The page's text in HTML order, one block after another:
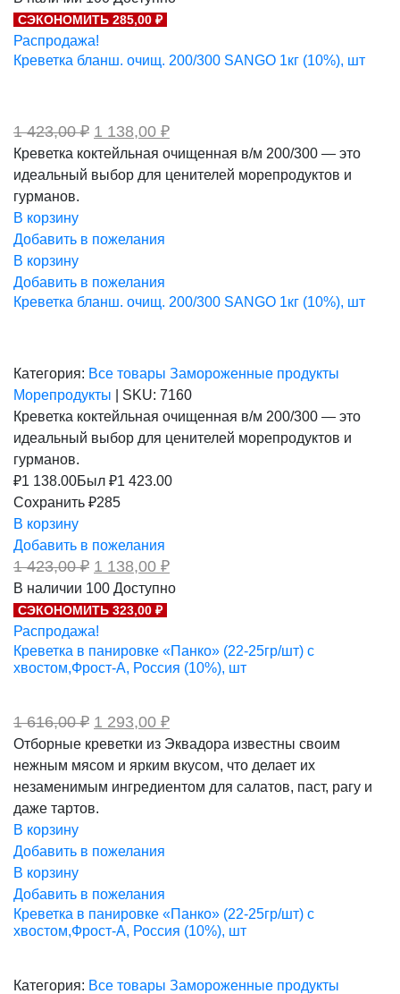
составляла
1
500,00 ₽.
1
СЭКОНОМИТЬ 285,00 ₽
Распродажа!
Креветка бланш. очищ. 200/300 SANGO 1кг (10%), шт
1 423,00₽ Первоначальная
цена
составляла
1
1 138,00 ₽Текущая
1
138,00 ₽.
Креветка коктейльная очищенная в/м 200/300 — это
идеальный выбор для ценителей морепродуктов и
гурманов.
В корзину
Добавить в пожелания
В корзину
Добавить в пожелания
Креветка бланш. очищ. 200/300 SANGO 1кг (10%), шт
Категория: Все товары Замороженные продукты
Морепродукты
SKU: 7160
Креветка коктейльная очищенная в/м 200/300 — это
идеальный выбор для ценителей морепродуктов и
гурманов.
₽1 138.00Был ₽1 423.00
Сохранить ₽285
В корзину
Добавить в пожелания
1 423,00₽ Первоначальная
цена
составляла
1
423,00 ₽.
1 138,00 ₽Текущая
1
В наличии 100 Доступно
СЭКОНОМИТЬ 323,00 ₽
Распродажа!
Креветка в панировке «Панко» (22-25гр/шт) с
хвостом,Фрост-А, Россия (10%), шт
1 616,00₽ Первоначальная
составляла
1
616,00 ₽.
1 293,00 ₽Текущая
цена:
1
293,00 ₽.
Отборные креветки из Эквадора известны своим
нежным мясом и ярким вкусом, что делает их
незаменимым ингредиентом для салатов, паст, рагу и
даже тартов.
В корзину
Добавить в пожелания
В корзину
Добавить в пожелания
Креветка в панировке «Панко» (22-25гр/шт) с
хвостом,Фрост-А, Россия (10%), шт
Категория: Все товары Замороженные продукты